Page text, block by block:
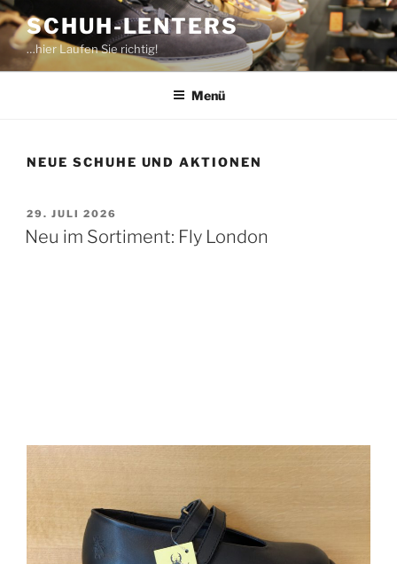
Zum
Inhalt
springen
SCHUH-LENTERS
…hier Laufen Sie richtig!
Menü
NEUE SCHUHE UND AKTIONEN
VERÖFFENTLICHT
AM
29. JULI 2026
Neu im Sortiment: Fly London